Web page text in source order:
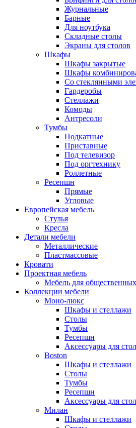
Журнальные
Барные
Для ноутбука
Складные столы
Экраны для столов
Шкафы
Шкафы закрытые
Шкафы
Со стеклянными
Гардеробы
Стеллажи
Комоды
Антресоли
Тумбы
Подкатные
Приставные
Под телевизор
Под оргтехнику
Роллетные
Ресепшн
Прямые
Угловые
Европейская мебель
Стулья
Кресла
Детали мебели
Металлические
Пластмассовые
Кровати
Проектная мебель
Мебель для
Коллекции мебели
Моно-люкс
Шкафы и стеллажи
Столы
Тумбы
Ресепшн
Аксессуары для
Boston
Шкафы и стеллажи
Столы
Тумбы
Ресепшн
Аксессуары для
Милан
Шкафы и стеллажи